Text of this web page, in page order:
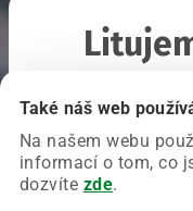
Také náš web
Na našem webu
informací o tom, co
dozvíte zde.
Chyba nastala
Zkuste prosím